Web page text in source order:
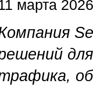
марта 2026